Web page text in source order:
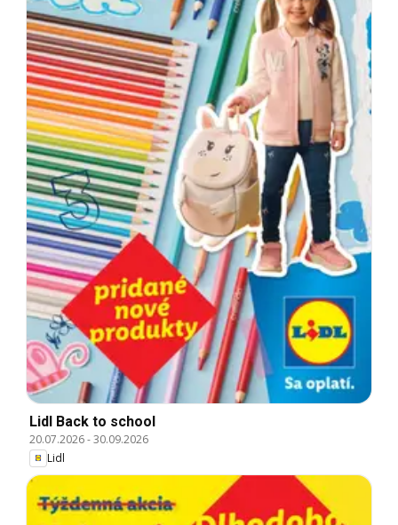
Lidl Back to school
20.07.2026-30.09.2026
Lidl